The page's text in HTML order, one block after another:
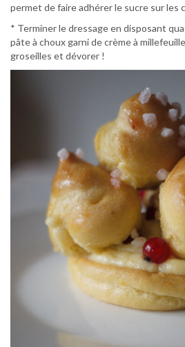
permet de faire adhérer le sucre sur les
* Terminer le dressage en disposant
pâte à choux garni de crème à
groseilles et dévorer !